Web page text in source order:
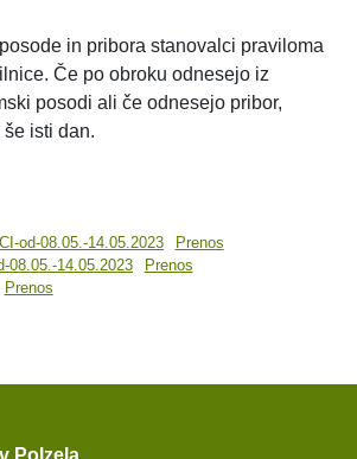
in pribora stanovalci praviloma
Če po obroku odnesejo iz
posodi ali če odnesejo pribor,
isti dan.
od-08.05.-14.05.2023
Prenos
08.05.-14.05.2023
Prenos
Prenos
Polzela